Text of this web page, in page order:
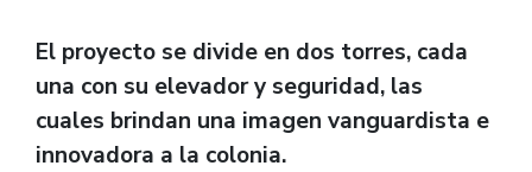
El proyecto se divide en dos torres, cada
una con su elevador y seguridad, las
cuales brindan una imagen vanguardista e
innovadora a la colonia.